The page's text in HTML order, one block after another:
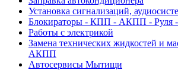
Установка сигнализаций,
Блокираторы - КПП - АКПП - Руля -
Работы с электрикой
Замена технических жидкостей и
АКПП
Автосервисы Мытищи